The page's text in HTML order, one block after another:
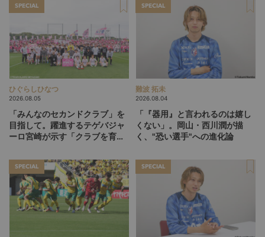
SPECIAL
ひぐらしひなつ
2026.08.05
「みんなのセカンドクラブ」を
目指して。躍進するテゲバジャ
ーロ宮崎が示す「クラブを育て
SPECIAL
難波 拓未
2026.08.04
「『器用』と言われるのは嬉し
くない」。岡山・西川潤が描
く、"恐い選手"への進化論
SPECIAL SPECIAL